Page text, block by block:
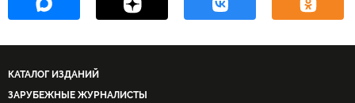
КАТАЛОГ ИЗДАНИЙ
ЗАРУБЕЖНЫЕ ЖУРНАЛИСТЫ